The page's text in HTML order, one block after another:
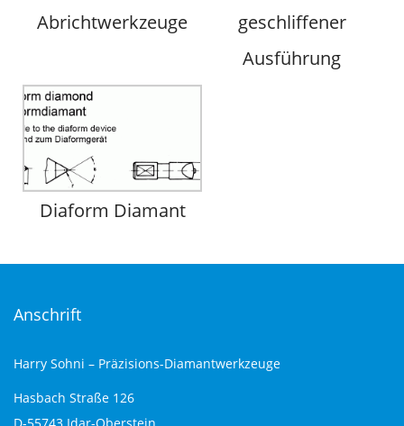
Abrichtwerkzeuge
geschliffener
Ausführung
Diaform Diamant
Anschrift
Harry Sohni – Präzisions-Diamantwerkzeuge
Hasbach Straße 126